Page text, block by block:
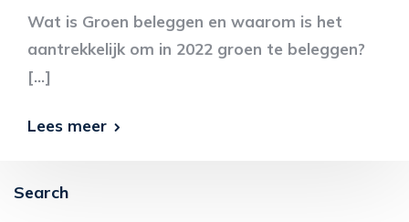
Wat is Groen beleggen en waarom is het
aantrekkelijk om in 2022 groen te beleggen?
[…]
Lees meer
Search